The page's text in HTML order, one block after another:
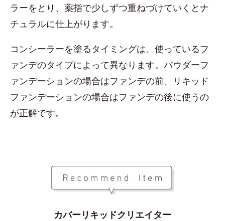
ラーをとり、薬指で少しずつ重ねづけていくとナ
チュラルに仕上がります。
コンシーラーを塗るタイミングは、使っているフ
ァンデのタイプによって異なります。パウダーフ
ァンデーションの場合はファンデの前、リキッド
ファンデーションの場合はファンデの後に使うの
が正解です。
カバーリキッドクリエイター